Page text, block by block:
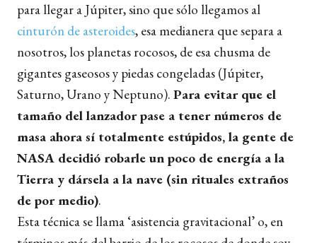
para llegar a Júpiter, sino que sólo llegamos al
cinturón de asteroides, esa medianera que separa a
nosotros, los planetas rocosos, de esa chusma de
gigantes gaseosos y piedas congeladas (Júpiter,
Saturno, Urano y Neptuno). Para evitar que el
tamaño del lanzador pase a tener números de
masa ahora sí totalmente estúpidos, la gente de
NASA decidió robarle un poco de energía a la
Tierra y dársela a la nave (sin rituales extraños
de por medio).
Esta técnica se llama ‘asistencia gravitacional’ o, en